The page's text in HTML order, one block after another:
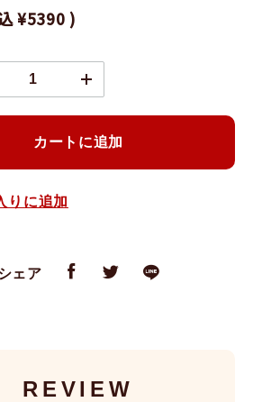
¥5390 )
カートに追加
りに追加
ェア
REVIEW